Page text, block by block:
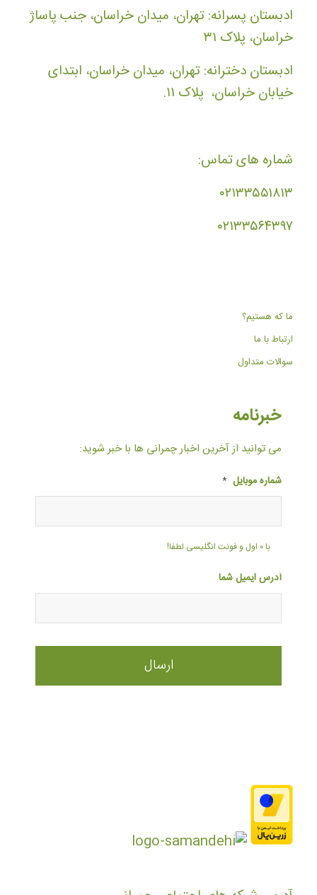
ادبستان پسرانه: تهران، میدان خراسان، جنب پاساژ
خراسان، پلاک ۳۱
ادبستان دخترانه: تهران، میدان خراسان، ابتدای
خیابان خراسان، پلاک ۱۱.
شماره های تماس:
۰۲۱۳۳۵۵۱۸۱۳
۰۲۱۳۳۵۶۴۳۹۷
ما که هستیم؟
ارتباط با ما
سوالات متداول
خبرنامه
می توانید از آخرین اخبار چمرانی ها با خبر شوید:
شماره موبایل *
با ۰ اول و فونت انگلیسی لطفا!
آدرس ایمیل شما